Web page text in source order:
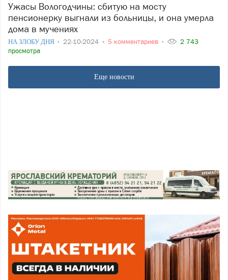
Ужасы Вологодчины: сбитую на мосту
пенсионерку выгнали из больницы, и она умерла
дома в мучениях
НА ЗЛОБУ ДНЯ 22-10-2024 5 комментариев
2 743
просмотра
Еще новости